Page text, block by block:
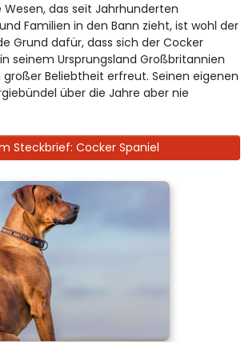
das seit Jahrhunderten
Familien in den Bann zieht, ist wohl der
Grund dafür, dass sich der Cocker
seinem Ursprungsland Großbritannien
Beliebtheit erfreut. Seinen eigenen
über die Jahre aber nie
Steckbrief: Cocker Spaniel